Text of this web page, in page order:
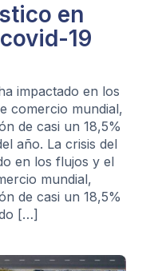
en
19
impactado en los
comercio mundial,
de casi un 18,5%
año. La crisis del
en los flujos y el
mundial,
de casi un 18,5%
[…]